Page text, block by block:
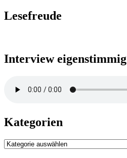
Lesefreude
Interview eigenstimmig
Kategorien
Kategorien